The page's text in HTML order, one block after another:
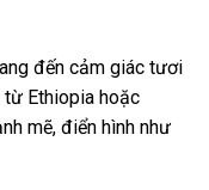
đến cảm giác tươi
Ethiopia hoặc
mẽ, điển hình như